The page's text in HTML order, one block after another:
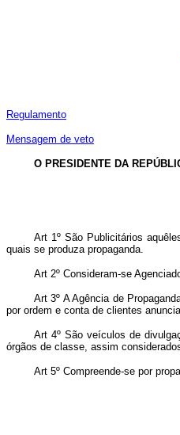
Regulamento
Mensagem de veto
O PRESIDENTE DA
Art 1º São Publicitários
quais se produza propaganda.
Art 2º Consideram-se
Art 3º A Agência de
por ordem e conta de clientes
Art 4º São veículos de
órgãos de classe, assim
Art 5º Compreende-se por